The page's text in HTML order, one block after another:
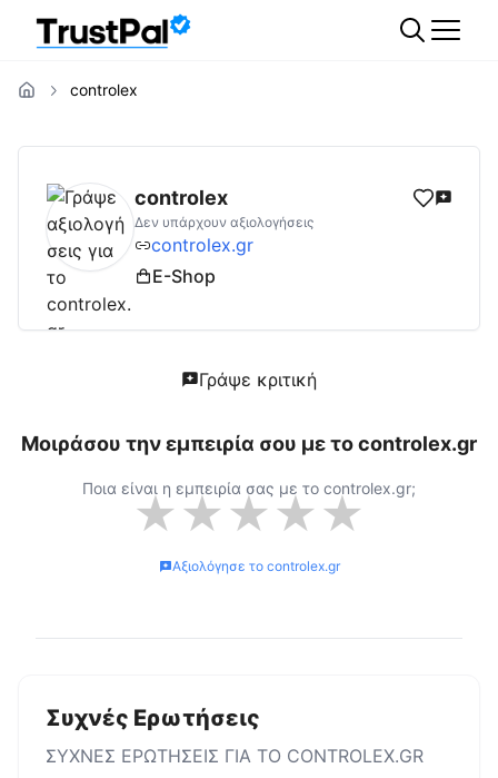
controlex
controlex.gr Αξιολογήσεις | Δες
controlex
Δεν υπάρχουν αξιολογήσεις
controlex.gr
E-Shop
Γράψε κριτική
Μοιράσου την εμπειρία σου με τοcontrolex.gr
Ποια είναι η εμπειρία σας με το controlex.gr;
★★★★★
Αξιολόγησε το controlex.gr
Συχνές Ερωτήσεις
ΣΥΧΝΕΣ ΕΡΩΤΗΣΕΙΣ ΓΙΑ ΤΟ CONTROLEX.GR